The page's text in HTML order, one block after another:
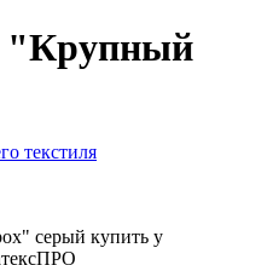
"Крупный
текстиля